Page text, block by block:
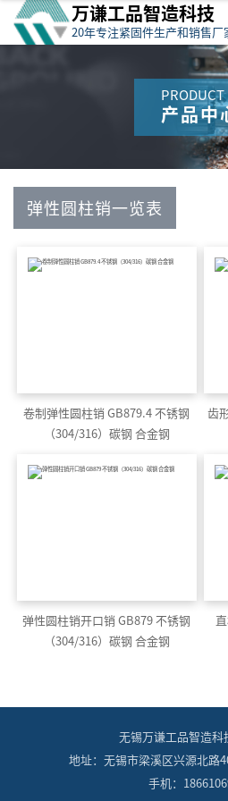
万谦工品智造科技
20年专注紧固件生产和销售厂
PRODUCT
产品中
弹性圆柱销一览表
卷制弹性圆柱销 GB879.4 不锈钢
（304/316）碳钢 合金钢
齿
弹性圆柱销开口销 GB879 不锈钢
（304/316）碳钢 合金钢
无锡万谦工品智造科
地址：无锡市梁溪区兴源北路
手机：